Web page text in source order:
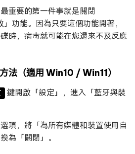
重要的第一件事就是關閉
功能。因為只要這個功能開著，
時，病毒就可能在您還來不及反應
法（適用 Win10 / Win11）
鍵開啟「設定」，進入「藍牙與裝
項，將「為所有媒體和裝置使用自
為「關閉」。